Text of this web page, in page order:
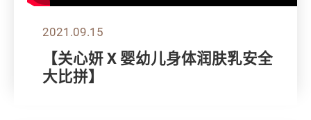
2021.09.15
【关心妍 X 婴幼儿身体润肤乳安全
大比拼】